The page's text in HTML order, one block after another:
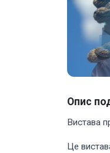
Опис
Вистава
Це